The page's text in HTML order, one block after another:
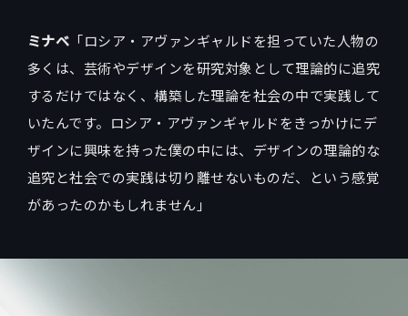
ミナベ 「ロシア・アヴァンギャルドを担っていた人物の
多くは、芸術やデザインを研究対象として理論的に追究
するだけではなく、構築した理論を社会の中で実践して
いたんです。ロシア・アヴァンギャルドをきっかけにデ
ザインに興味を持った僕の中には、デザインの理論的な
追究と社会での実践は切り離せないものだ、という感覚
があったのかもしれません」